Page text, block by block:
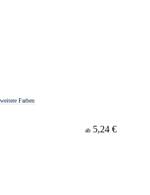
weitere Farben
ab 5,24 €